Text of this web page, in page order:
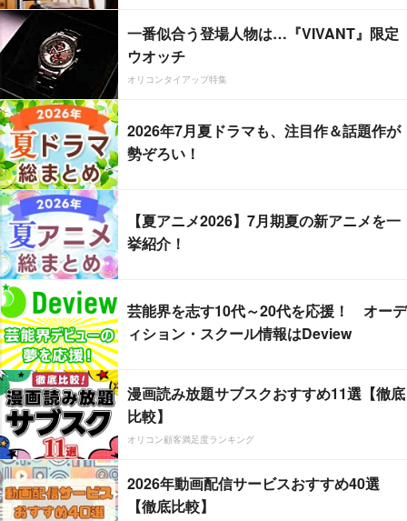
一番似合う登場人物は…『VIVANT』限定
ウオッチ
オリコンタイアップ特集
2026年7月夏ドラマも、注目作＆話題作が
勢ぞろい！
【夏アニメ2026】7月期夏の新アニメを一
挙紹介！
芸能界を志す10代～20代を応援！ オーデ
ィション・スクール情報はDeview
漫画読み放題サブスクおすすめ11選【徹底
比較】
オリコン顧客満足度ランキング
2026年動画配信サービスおすすめ40選
【徹底比較】